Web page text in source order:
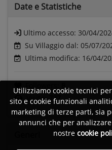
Date e Statistiche
Ultimo accesso: 30/04/
Su Villaggio dal: 05/07/
Ultima modifica: 16/04/
Visite:727
Utilizziamo cookie tecnici
sito e cookie funzionali
marketing di terze parti, sia
annunci che per
nostre cookie